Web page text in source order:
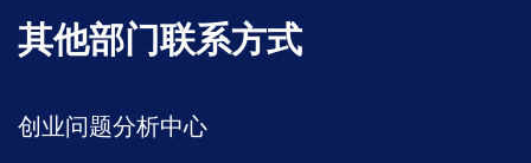
其他部门联系方式
创业问题分析中心